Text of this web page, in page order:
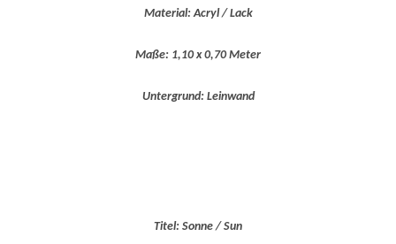
Material: Acryl / Lack
Maße: 1,10 x 0,70 Meter
Untergrund: Leinwand
Titel: Sonne / Sun